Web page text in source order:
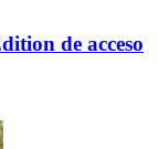
de acceso